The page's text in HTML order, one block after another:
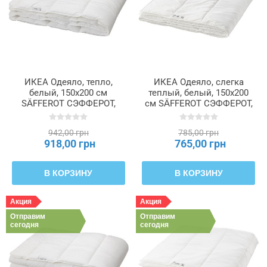
ИКЕА Одеяло, тепло,
белый, 150x200 см
SÄFFEROT СЭФФЕРОТ,
605.657.17
942,00 грн
918,00 грн
В КОРЗИНУ
ИКЕА Одеяло, слегка
теплый, белый, 150x200
см SÄFFEROT СЭФФЕРОТ,
004.570.61
785,00 грн
765,00 грн
В КОРЗИНУ
Акция
Отправим
сегодня
Акция
Отправим
сегодня